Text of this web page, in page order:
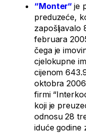
“Monter“je
preduzeće,
zapošljavalo
februara
čega je
cjelokupne
cijenom
oktobra
firmi
koji je
odnosu 28
iduće godine